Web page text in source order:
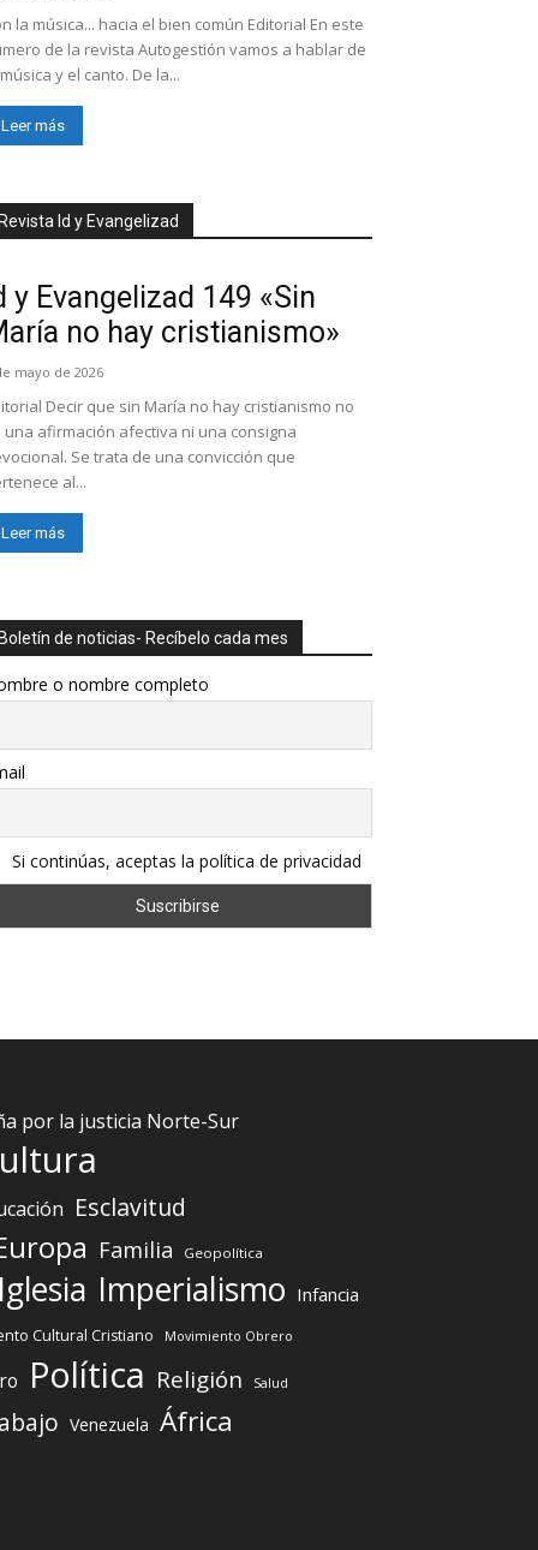
la música... hacia el bien común Editorial En este
de la revista Autogestión vamos a hablar de
y el canto. De la...
Leer más
Revista Id y Evangelizad
y Evangelizad 149 «Sin
no hay cristianismo»
mayo de 2026
Decir que sin María no hay cristianismo no
una afirmación afectiva ni una consigna
Se trata de una convicción que
al...
Leer más
Boletín de noticias- Recíbelo cada mes
o nombre completo
Si continúas, aceptas la política de privacidad
por la justicia Norte-Sur
Esclavitud
Familia Geopolítica
Iglesia Imperialismo Infancia
Cultural Cristiano Movimiento Obrero
Política Religión Salud
Venezuela África